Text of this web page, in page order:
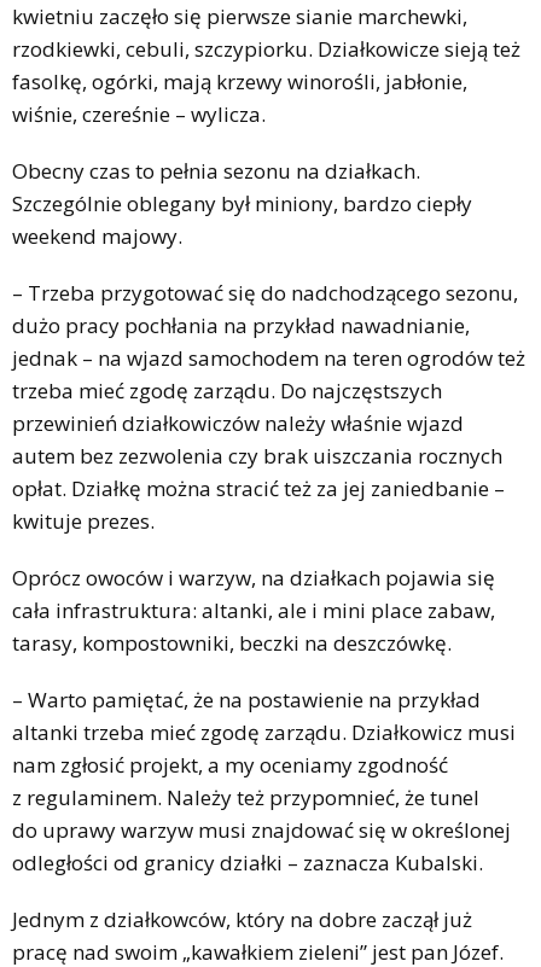
kwietniu zaczęło się pierwsze sianie marchewki,
rzodkiewki, cebuli, szczypiorku. Działkowicze sieją też
fasolkę, ogórki, mają krzewy winorośli, jabłonie,
wiśnie, czereśnie – wylicza.
Obecny czas to pełnia sezonu na działkach.
Szczególnie oblegany był miniony, bardzo ciepły
weekend majowy.
– Trzeba przygotować się do nadchodzącego sezonu,
dużo pracy pochłania na przykład nawadnianie,
jednak – na wjazd samochodem na teren ogrodów też
trzeba mieć zgodę zarządu. Do najczęstszych
przewinień działkowiczów należy właśnie wjazd
autem bez zezwolenia czy brak uiszczania rocznych
opłat. Działkę można stracić też za jej zaniedbanie –
kwituje prezes.
Oprócz owoców i warzyw, na działkach pojawia się
cała infrastruktura: altanki, ale i mini place zabaw,
tarasy, kompostowniki, beczki na deszczówkę.
– Warto pamiętać, że na postawienie na przykład
altanki trzeba mieć zgodę zarządu. Działkowicz musi
nam zgłosić projekt, a my oceniamy zgodność
z regulaminem. Należy też przypomnieć, że tunel
do uprawy warzyw musi znajdować się w określonej
odległości od granicy działki – zaznacza Kubalski.
Jednym z działkowców, który na dobre zaczął już
pracę nad swoim „kawałkiem zieleni” jest pan Józef.